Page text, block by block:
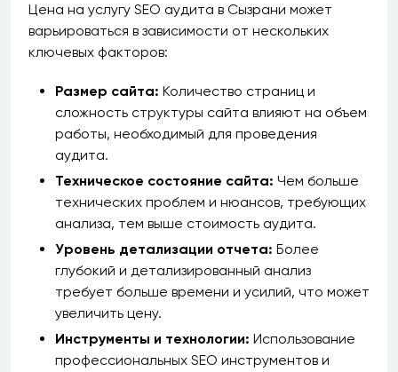
Цена на услугу SEO аудита в Сызрани может
варьироваться в зависимости от нескольких
ключевых факторов:
Размер сайта: Количество страниц и
сложность структуры сайта влияют на объем
работы, необходимый для проведения
аудита.
Техническое состояние сайта: Чем больше
технических проблем и нюансов, требующих
анализа, тем выше стоимость аудита.
Уровень детализации отчета: Более
глубокий и детализированный анализ
требует больше времени и усилий, что может
увеличить цену.
Инструменты и технологии: Использование
профессиональных SEO инструментов и